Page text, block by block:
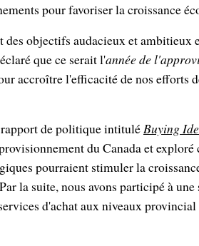
pour favoriser la croissance
objectifs audacieux et ambitieux
que ce serait l'année de
accroître l'efficacité de nos efforts
de politique intituléBuying
du Canada et exploré
pourraient stimuler la
la suite, nous avons participé à une
d'achat aux niveaux